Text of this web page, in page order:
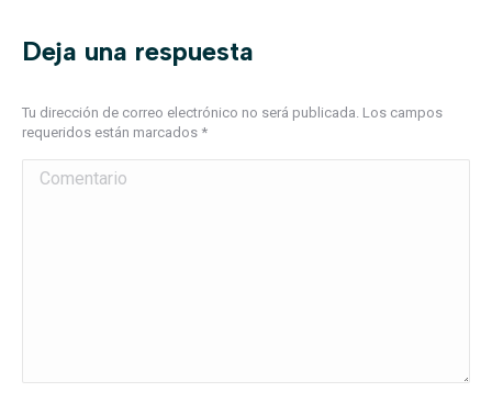
Deja una respuesta
Tu dirección de correo electrónico no será publicada. Los campos
requeridos están marcados *
Comentario